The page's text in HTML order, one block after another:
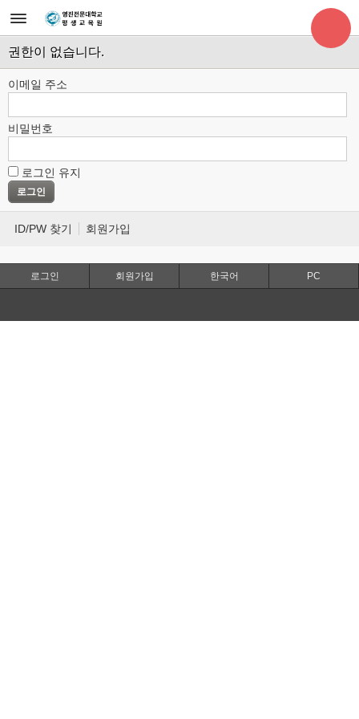
권한이 없습니다.
이메일 주소
비밀번호
로그인 유지
ID/PW 찾기 회원가입
로그인 회원가입 한국어 PC